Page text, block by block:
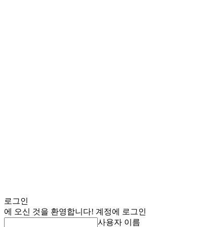
로그인
에 오신 것을 환영합니다! 계정에 로그인
사용자 이름